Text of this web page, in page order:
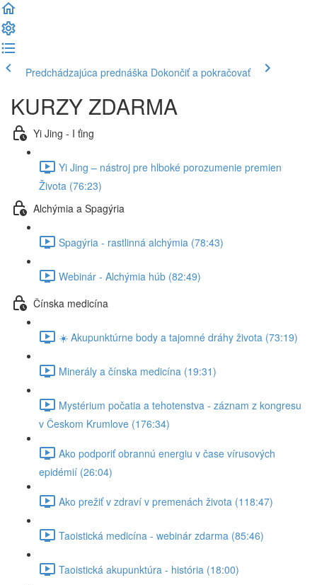
Predchádzajúca prednáška Dokončiť a pokračovať
KURZY ZDARMA
Yi Jing - I ťing
Yi Jing – nástroj pre hlboké porozumenie premien
Života (76:23)
Alchýmia a Spagýria
Spagýria - rastlinná alchýmia (78:43)
Webinár - Alchýmia húb (82:49)
Čínska medicína
☀️ Akupunktúrne body a tajomné dráhy života (73:19)
Minerály a čínska medicína (19:31)
Mystérium počatia a tehotenstva - záznam z kongresu
v Českom Krumlove (176:34)
Ako podporiť obrannú energiu v čase vírusových
epidémií (26:04)
Ako prežiť v zdraví v premenách života (118:47)
Taoistická medicína - webinár zdarma (85:46)
Taoistická akupunktúra - história (18:00)